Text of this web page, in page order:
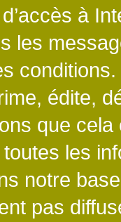
à
les
édite,
que cela
les
notre
pas